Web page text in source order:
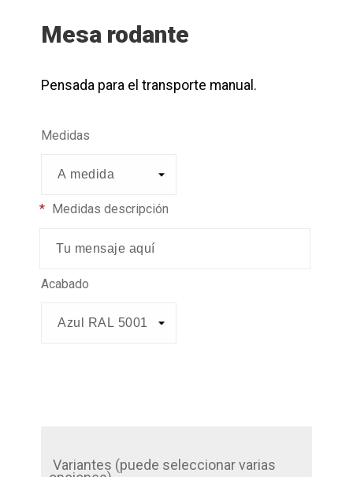
Mesa rodante
Pensada para el transporte manual.
Medidas
Acabado
* Medidas descripción
Variantes (puede seleccionar varias